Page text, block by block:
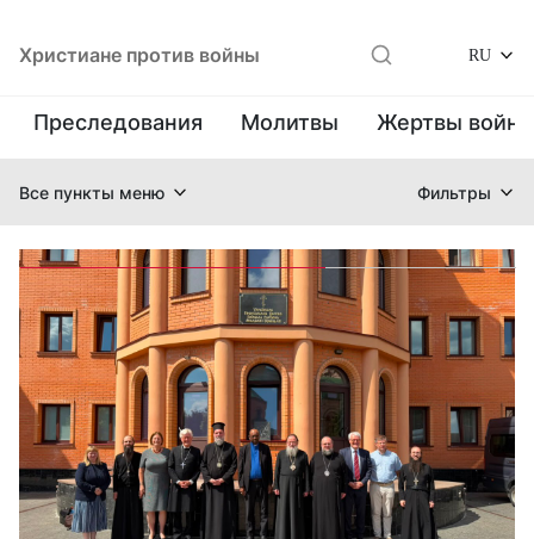
Христиане против войны RU
Преследования Молитвы Жертвы
Все пункты меню Фильтры